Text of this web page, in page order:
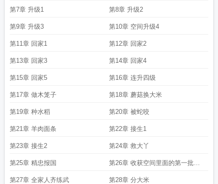
第7章 升级1 第8章 升级2
第9章 升级3 第10章 空间升级4
第11章 回家1 第12章 回家2
第13章 回家3 第14章 回家4
第15章 回家5 第16章 连升四级
第17章 做木笼子 第18章 蘑菇换大米
第19章 种水稻 第20章 被蛇咬
第21章 羊肉面条 第22章 接生1
第23章 接生2 第24章 救大丫
第25章 精忠报国 第26章 收获空间里面的第一批作
物
第27章 全家人齐练武 第28章 分大米